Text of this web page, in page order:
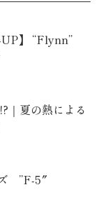
】 “Flynn”
｜夏の熱による
”F-5″